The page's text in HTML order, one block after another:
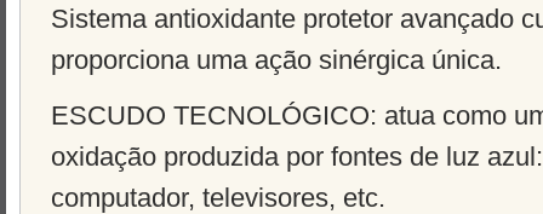
Sistema antioxidante protetor avançado
proporciona uma ação sinérgica única.
ESCUDO TECNOLÓGICO: atua como
oxidação produzida por fontes de luz
computador, televisores, etc.